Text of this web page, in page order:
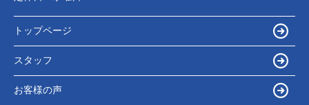
トップページ
スタッフ
お客様の声